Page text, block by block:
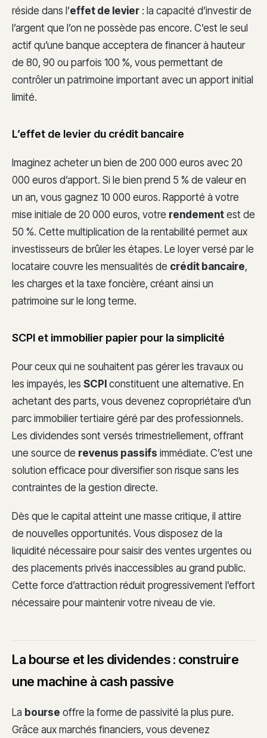
réside dans l’effet de levier : la capacité d’investir de
l’argent que l’on ne possède pas encore. C’est le seul
actif qu’une banque acceptera de financer à hauteur
de 80, 90 ou parfois 100 %, vous permettant de
contrôler un patrimoine important avec un apport initial
limité.
L’effet de levier du crédit bancaire
Imaginez acheter un bien de 200 000 euros avec 20
000 euros d’apport. Si le bien prend 5 % de valeur en
un an, vous gagnez 10 000 euros. Rapporté à votre
mise initiale de 20 000 euros, votre rendement est de
50 %. Cette multiplication de la rentabilité permet aux
investisseurs de brûler les étapes. Le loyer versé par le
locataire couvre les mensualités de crédit bancaire,
les charges et la taxe foncière, créant ainsi un
patrimoine sur le long terme.
SCPI et immobilier papier pour la simplicité
Pour ceux qui ne souhaitent pas gérer les travaux ou
les impayés, les SCPI constituent une alternative. En
achetant des parts, vous devenez copropriétaire d’un
parc immobilier tertiaire géré par des professionnels.
Les dividendes sont versés trimestriellement, offrant
une source de revenus passifs immédiate. C’est une
solution efficace pour diversifier son risque sans les
contraintes de la gestion directe.
Dès que le capital atteint une masse critique, il attire
de nouvelles opportunités. Vous disposez de la
liquidité nécessaire pour saisir des ventes urgentes ou
des placements privés inaccessibles au grand public.
Cette force d’attraction réduit progressivement l’effort
nécessaire pour maintenir votre niveau de vie.
La bourse et les dividendes : construire
une machine à cash passive
La bourse offre la forme de passivité la plus pure.
Grâce aux marchés financiers, vous devenez